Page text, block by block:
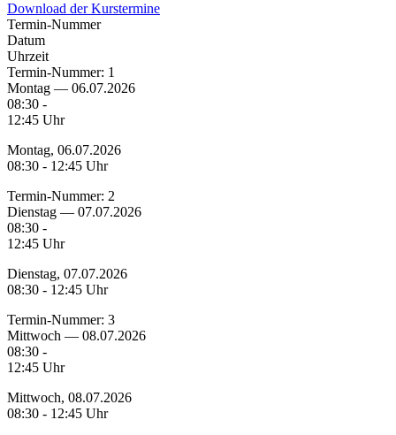
Download der Kurstermine
Termin-Nummer
Datum
Uhrzeit
Termin-Nummer: 1
Montag — 06.07.2026
08:30 -
12:45 Uhr
Montag, 06.07.2026
08:30 - 12:45 Uhr
Termin-Nummer: 2
Dienstag — 07.07.2026
08:30 -
12:45 Uhr
Dienstag, 07.07.2026
08:30 - 12:45 Uhr
Termin-Nummer: 3
Mittwoch — 08.07.2026
08:30 -
12:45 Uhr
Mittwoch, 08.07.2026
08:30 - 12:45 Uhr